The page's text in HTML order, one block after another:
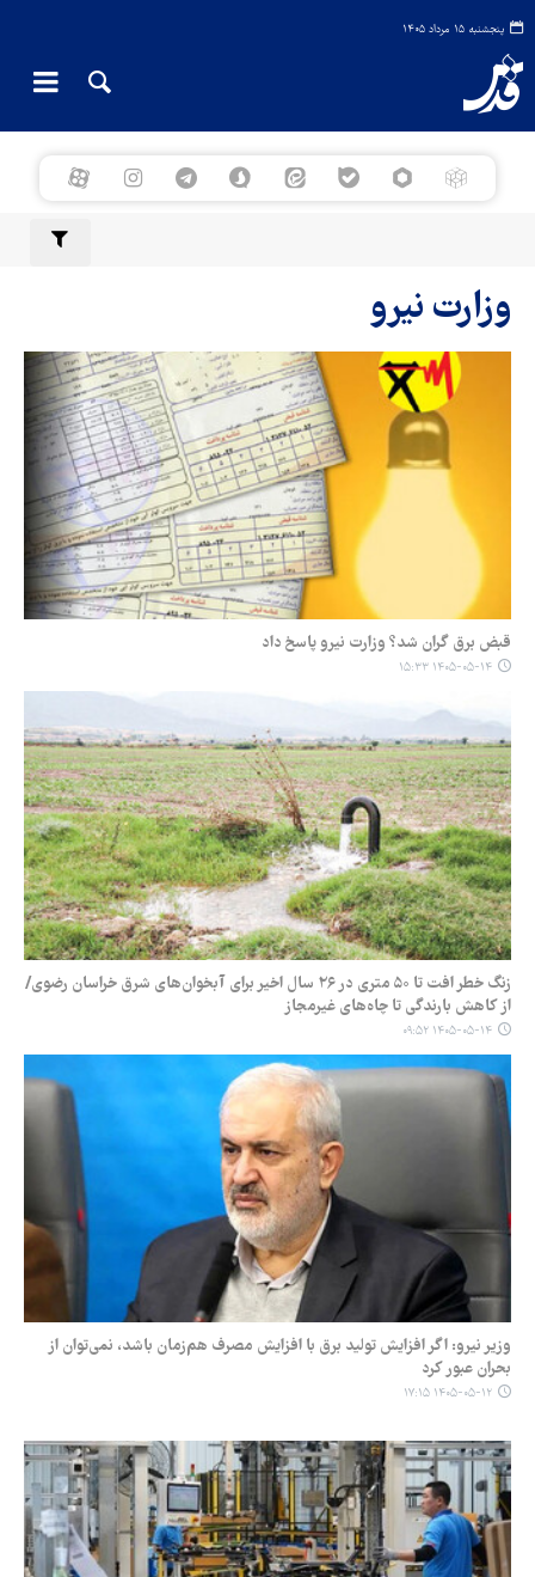
پنجشنبه ۱۵ مرداد ۱۴۰۵
وزارت نیرو
قبض برق گران شد؟ وزارت نیرو پاسخ داد
۱۴۰۵-۰۵-۱۴ ۱۵:۳۳
زنگ خطر افت تا ۵۰ متری در ۲۶ سال اخیر برای آبخوان‌های شرق خراسان رضوی/
از کاهش بارندگی تا چاه‌های غیرمجاز
۱۴۰۵-۰۵-۱۴ ۰۹:۵۲
وزیر نیرو: اگر افزایش تولید برق با افزایش مصرف هم‌زمان باشد، نمی‌توان از
بحران عبور کرد
۱۴۰۵-۰۵-۱۲ ۱۷:۱۵